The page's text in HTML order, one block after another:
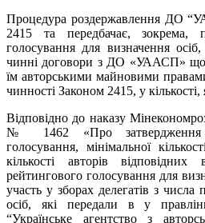
Процедура роздержавлення ДО
2415 та передбачає, зокрема,
голосування для визначення
чинні договори з ДО «УААСП»
їм авторськими майновими
чинності Законом 2415, у
Відповідно до наказу
№ 1462 «Про затвердження
голосування, мінімальної
кількості авторів
рейтингового голосування для
участь у зборах делегатів з числа
осіб, які передали в у
“Українське агентство з